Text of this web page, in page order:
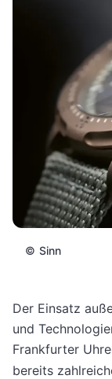
© Sinn
Der Einsatz
und
Frankfurter
bereits